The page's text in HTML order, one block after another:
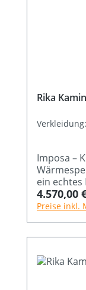
Rika
Verkleidung:
Imposa –
ein
einmal
den
optimale
Regulärer
4.570,00
Preise inkl.